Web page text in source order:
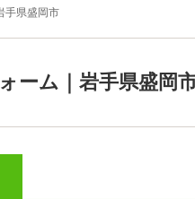
手県盛岡市
ーム｜岩手県盛岡